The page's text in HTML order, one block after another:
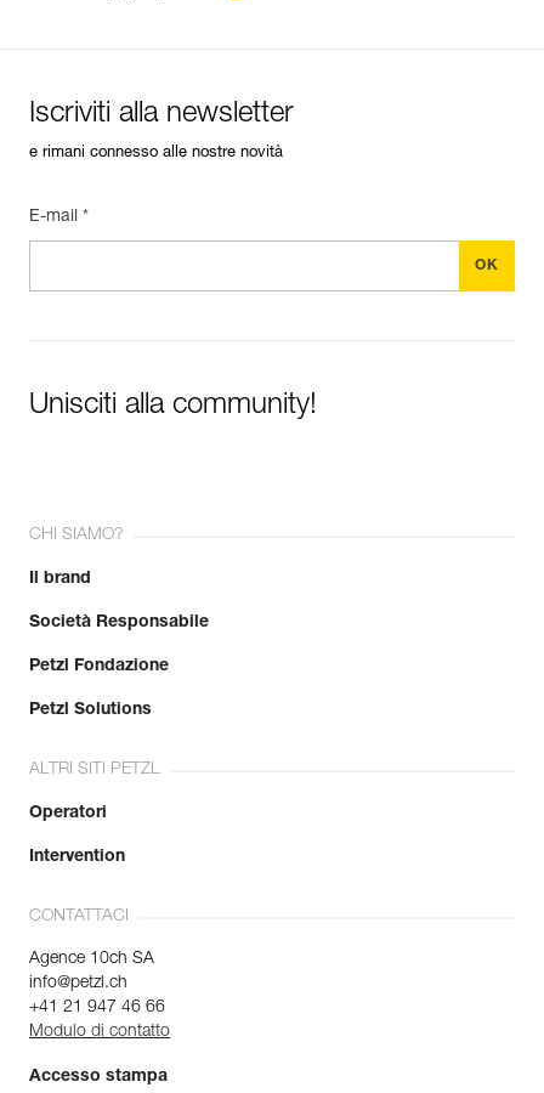
Iscriviti alla newsletter
e rimani connesso alle nostre novità
E-mail *
Unisciti alla community!
CHI SIAMO?
Il brand
Società Responsabile
Petzl Fondazione
Petzl Solutions
ALTRI SITI PETZL
Operatori
Intervention
CONTATTACI
Agence 10ch SA
info@petzl.ch
+41 21 947 46 66
Modulo di contatto
Accesso stampa